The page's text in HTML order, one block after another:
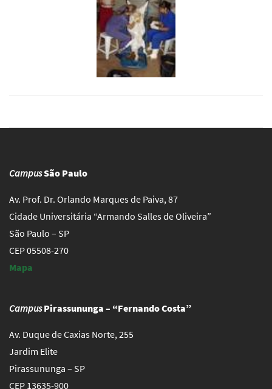
CampusSão Paulo
Av. Prof. Dr. Orlando Marques de Paiva, 87
Cidade Universitária “Armando Salles de Oliveira”
São Paulo – SP
CEP 05508-270
Mapa
CampusPirassununga – “Fernando Costa”
Av. Duque de Caxias Norte, 255
Jardim Elite
Pirassununga – SP
CEP 13635-900